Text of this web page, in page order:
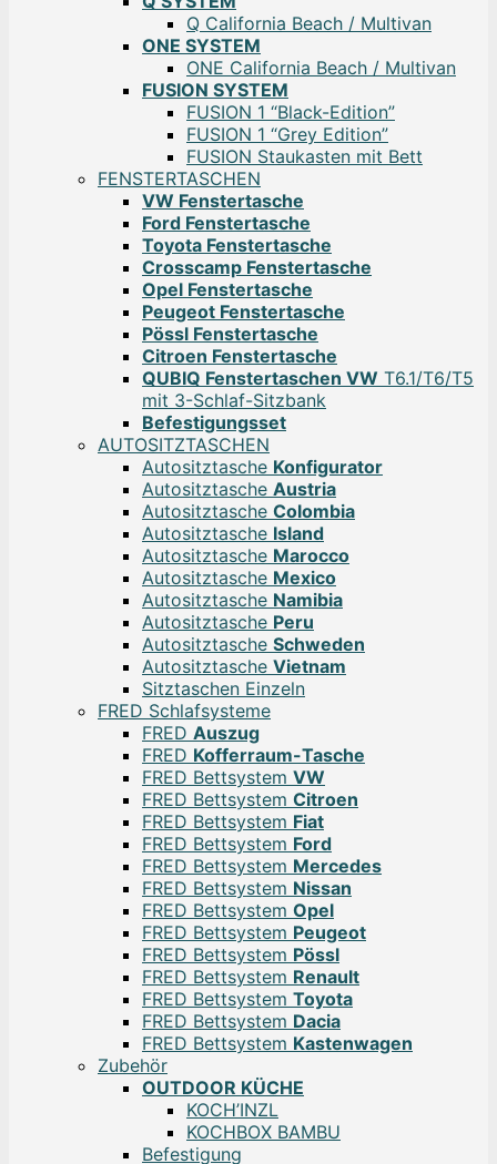
Q California Beach / Multivan
ONE SYSTEM
ONE California Beach / Multivan
FUSION SYSTEM
FUSION 1 “Black-Edition”
FUSION 1 “Grey Edition”
FUSION Staukasten mit Bett
FENSTERTASCHEN
VW Fenstertasche
Ford Fenstertasche
Toyota Fenstertasche
Crosscamp Fenstertasche
Opel Fenstertasche
Peugeot Fenstertasche
Pössl Fenstertasche
Citroen Fenstertasche
QUBIQ Fenstertaschen VW T6.1/T6/T5
mit 3-Schlaf-Sitzbank
Befestigungsset
AUTOSITZTASCHEN
Autositztasche Konfigurator
Autositztasche Austria
Autositztasche Colombia
Autositztasche Island
Autositztasche Marocco
Autositztasche Mexico
Autositztasche Namibia
Autositztasche Peru
Autositztasche Schweden
Autositztasche Vietnam
Sitztaschen Einzeln
FRED Schlafsysteme
FRED Auszug
FRED Kofferraum-Tasche
FRED Bettsystem VW
FRED Bettsystem Citroen
FRED Bettsystem Fiat
FRED Bettsystem Ford
FRED Bettsystem Mercedes
FRED Bettsystem Nissan
FRED Bettsystem Opel
FRED Bettsystem Peugeot
FRED Bettsystem Pössl
FRED Bettsystem Renault
FRED Bettsystem Toyota
FRED Bettsystem Dacia
FRED Bettsystem Kastenwagen
Zubehör
OUTDOOR KÜCHE
KOCH’INZL
KOCHBOX BAMBU
Befestigung